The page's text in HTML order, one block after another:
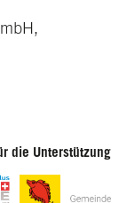
die Unterstützung